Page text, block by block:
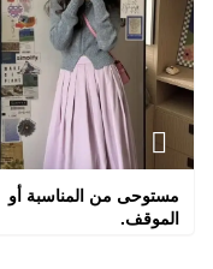
مستوحى من المناسبة أو
الموقف.